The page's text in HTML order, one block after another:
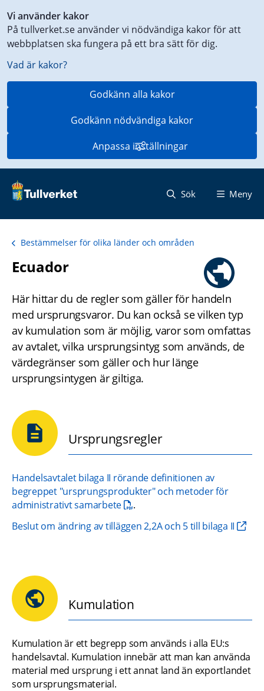
Vi använder kakor
På tullverket.se använder vi nödvändiga kakor för att
webbplatsen ska fungera på ett bra sätt för dig.
Vad är kakor?
Godkänn alla kakor
Godkänn nödvändiga kakor
Anpassa inställningar
till
innehåll
på
aktuell
Sök Meny
Bestämmelser för olika länder och områden
Ecuador
Här hittar du de regler som gäller för handeln
med ursprungsvaror. Du kan också se vilken typ
av kumulation som är möjlig, varor som omfattas
av avtalet, vilka ursprungsintyg som används, de
värdegränser som gäller och hur länge
ursprungsintygen är giltiga.
Ursprungsregler
Handelsavtalet bilaga II rörande definitionen av
begreppet "ursprungsprodukter" och metoder för
administrativt samarbetepdf, 2.6 MB.
.
Beslut om ändring av tilläggen 2,2A och 5 till bilaga II
Kumulation
Kumulation är ett begrepp som används i alla EU:s
handelsavtal. Kumulation innebär att man kan använda
material med ursprung i ett annat land än exportlandet
som ursprungsmaterial.